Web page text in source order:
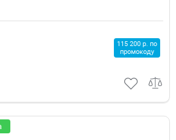
115 200 р. по
промокоду